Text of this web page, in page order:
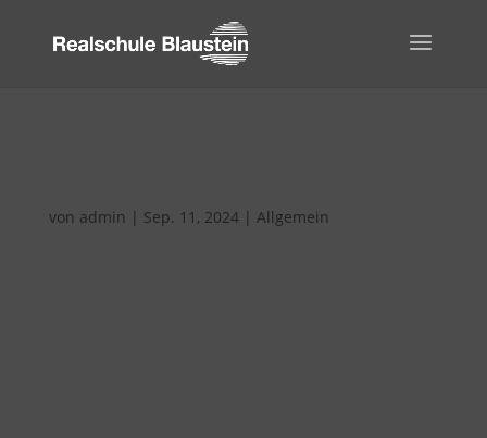
von admin | Sep. 11, 2024| Allgemein